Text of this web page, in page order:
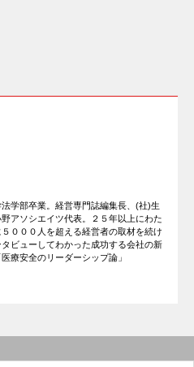
学部卒業。経営専門誌編集長、(社)生
アソシエイツ代表。２５年以上にわた
０００人を超える経営者の取材を続け
ビューしてわかった成功する会社の新
療安全のリーダーシップ論」